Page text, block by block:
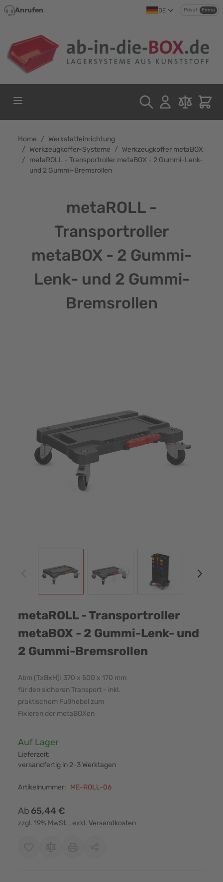
Direkt zum Inhalt
Anrufen DE Privat Firma
Home / Werkstatteinrichtung
/ Werkzeugkoffer-Systeme / Werkzeugkoffer metaBOX
/ metaROLL - Transportroller metaBOX - 2 Gummi-Lenk-
und 2 Gummi-Bremsrollen
metaROLL -
Transportroller
metaBOX - 2 Gummi-
Lenk- und 2 Gummi-
Bremsrollen
View larger imageView larger image
metaROLL - Transportroller
metaBOX - 2 Gummi-Lenk- und
2 Gummi-Bremsrollen
Abm (TxBxH): 370 x 500 x 170 mm
für den sicheren Transport - inkl.
praktischem Fußhebel zum
Fixieren der metaBOXen
Verfügbarkeit:
Auf Lager
Lieferzeit:
versandfertig in 2-3 Werktagen
Artikelnummer: ME-ROLL-06
Ab 65,44 €
zzgl. 19% MwSt. , exkl. Versandkosten